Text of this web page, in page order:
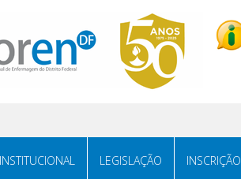
INSTITUCIONAL LEGISLAÇÃO INSCRIÇÃO